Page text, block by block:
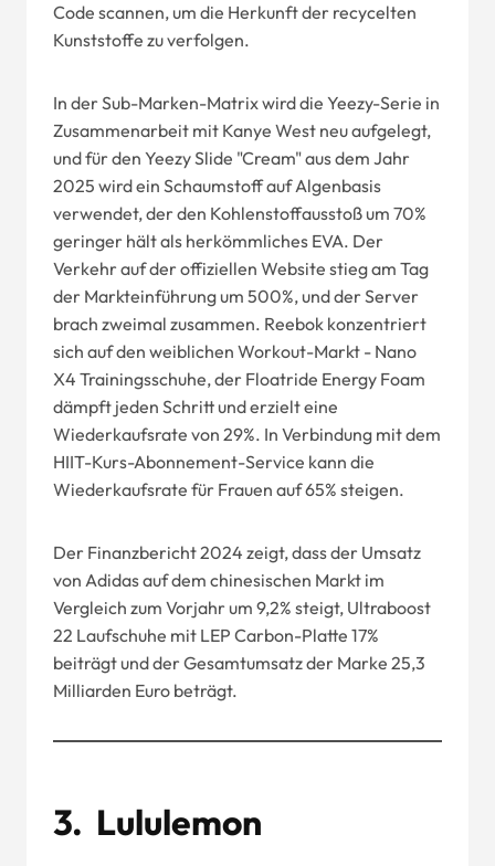
Code scannen, um die Herkunft der recycelten
Kunststoffe zu verfolgen.
In der Sub-Marken-Matrix wird die Yeezy-Serie in
Zusammenarbeit mit Kanye West neu aufgelegt,
und für den Yeezy Slide "Cream" aus dem Jahr
2025 wird ein Schaumstoff auf Algenbasis
verwendet, der den Kohlenstoffausstoß um 70%
geringer hält als herkömmliches EVA. Der
Verkehr auf der offiziellen Website stieg am Tag
der Markteinführung um 500%, und der Server
brach zweimal zusammen. Reebok konzentriert
sich auf den weiblichen Workout-Markt - Nano
X4 Trainingsschuhe, der Floatride Energy Foam
dämpft jeden Schritt und erzielt eine
Wiederkaufsrate von 29%. In Verbindung mit dem
HIIT-Kurs-Abonnement-Service kann die
Wiederkaufsrate für Frauen auf 65% steigen.
Der Finanzbericht 2024 zeigt, dass der Umsatz
von Adidas auf dem chinesischen Markt im
Vergleich zum Vorjahr um 9,2% steigt, Ultraboost
22 Laufschuhe mit LEP Carbon-Platte 17%
beiträgt und der Gesamtumsatz der Marke 25,3
Milliarden Euro beträgt.
3. Lululemon